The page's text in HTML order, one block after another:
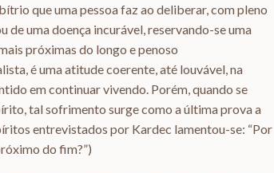
que uma pessoa faz ao deliberar, com pleno
de uma doença incurável, reservando-se uma
próximas do longo e penoso
é uma atitude coerente, até louvável, na
em continuar vivendo. Porém, quando se
tal sofrimento surge como a última prova a
entrevistados por Kardec lamentou-se: “Por
do fim?”)